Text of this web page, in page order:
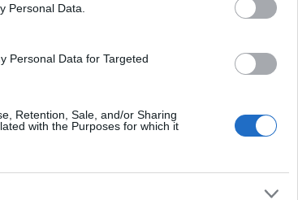
Personal Data.
Personal Data for Targeted
Retention, Sale, and/or Sharing
with the Purposes for which it
κυμαίνονται πλέον οι τιμές σε